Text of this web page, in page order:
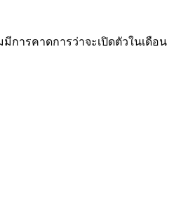
การคาดการว่าจะเปิดตัวในเดือน